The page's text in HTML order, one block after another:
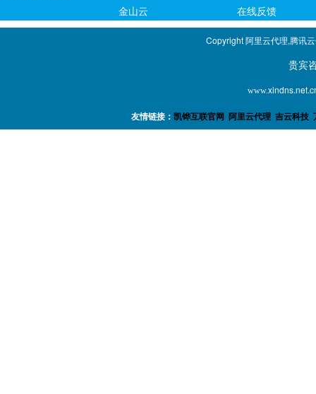
金山云
在线反馈
Copyright 阿里云代理,腾讯
贵宾咨询专
www.
友情链接： 凯铧互联官网 阿里云代理 吉云科技